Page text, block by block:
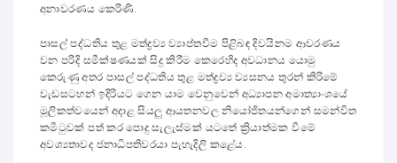
අනාවරණය කෙරිණි.
පාසල් පද්ධතිය තුළ මත්ද්‍රව්‍ය ව්‍යාප්තවීම පිළිබඳ දිවයිනම ආවරණය
වන පරිදි සමීක්ෂණයක් සිදු කිරීම කෙරෙහිද අවධානය යොමු
කෙරුණු අතර පාසල් පද්ධතිය තුළ මත්ද්‍රව්‍ය ව්‍යසනය තුරන් කිරිමේ
වැඩසටහන් ඉදිරියට ගෙන යාම වෙනුවෙන් අධ්‍යාපන අමාත්‍යාංශයේ
මූලිකත්වයෙන් අදාළ සියලු ආයතනවල නියෝජිතයන්ගෙන් සමන්විත
කමිටුවක් පත් කර පොදු සැලැස්මක් යටතේ ක්‍රියාත්මක වීමේ
අවශ්‍යතාවද ජනාධිපතිවරයා පැහැදිලි කළේය.